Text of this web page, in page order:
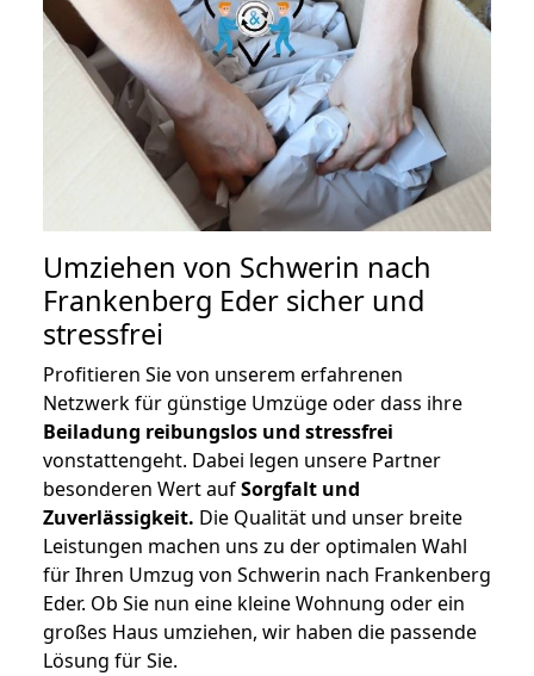
Umziehen von Schwerin nach
Frankenberg Eder sicher und
stressfrei
Profitieren Sie von unserem erfahrenen
Netzwerk für günstige Umzüge oder dass ihre
Beiladung reibungslos und stressfrei
vonstattengeht. Dabei legen unsere Partner
besonderen Wert aufSorgfalt und
Zuverlässigkeit. Die Qualität und unser breite
Leistungen machen uns zu der optimalen Wahl
für Ihren Umzug von Schwerin nach Frankenberg
Eder. Ob Sie nun eine kleine Wohnung oder ein
großes Haus umziehen, wir haben die passende
Lösung für Sie.